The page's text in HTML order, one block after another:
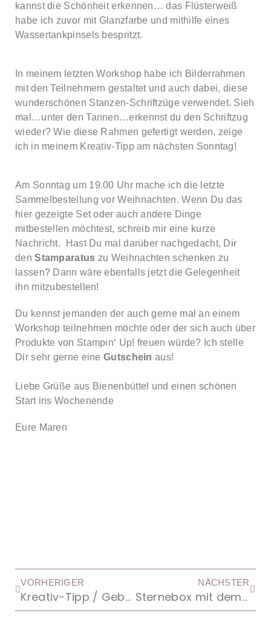
kannst die Schönheit erkennen… das Flüsterweiß
habe ich zuvor mit Glanzfarbe und mithilfe eines
Wassertankpinsels bespritzt.
In meinem letzten Workshop habe ich Bilderrahmen
mit den Teilnehmern gestaltet und auch dabei, diese
wunderschönen Stanzen-Schriftzüge verwendet. Sieh
mal…unter den Tannen…erkennst du den Schriftzug
wieder? Wie diese Rahmen gefertigt werden, zeige
ich in meinem Kreativ-Tipp am nächsten Sonntag!
Am Sonntag um 19.00 Uhr mache ich die letzte
Sammelbestellung vor Weihnachten. Wenn Du das
hier gezeigte Set oder auch andere Dinge
mitbestellen möchtest, schreib mir eine kurze
Nachricht. Hast Du mal darüber nachgedacht, Dir
denStamparatus zu Weihnachten schenken zu
lassen? Dann wäre ebenfalls jetzt die Gelegenheit
ihn mitzubestellen!
Du kennst jemanden der auch gerne mal an einem
Workshop teilnehmen möchte oder der sich auch über
Produkte von Stampin‘ Up! freuen würde? Ich stelle
Dir sehr gerne eineGutschein aus!
Liebe Grüße aus Bienenbüttel und einen schönen
Start ins Wochenende
Eure Maren
VORHERIGER
Kreativ-Tipp / Geburtstagskerze
NÄCHSTER
Sternebox mit dem Falzbrett für Geschenktüten